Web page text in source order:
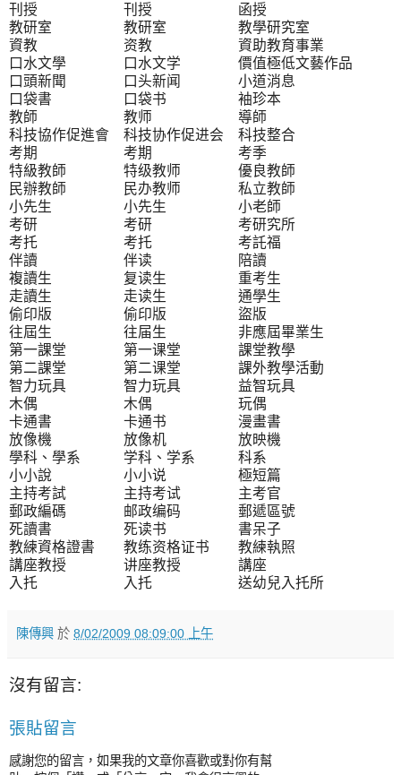
刊授 刊授 函授
教研室 教研室 教學研究室
資教 资教 資助教育事業
口水文學 口水文学 價值極低文藝作品
口頭新聞 口头新闻 小道消息
口袋書 口袋书 袖珍本
教師 教师 導師
科技協作促進會 科技协作促进会 科技整合
考期 考期 考季
特級教師 特级教师 優良教師
民辦教師 民办教师 私立教師
小先生 小先生 小老師
考研 考研 考研究所
考托 考托 考託福
伴讀 伴读 陪讀
複讀生 复读生 重考生
走讀生 走读生 通學生
偷印版 偷印版 盜版
往屆生 往届生 非應屆畢業生
第一課堂 第一课堂 課堂教學
第二課堂 第二课堂 課外教學活動
智力玩具 智力玩具 益智玩具
木偶 木偶 玩偶
卡通書 卡通书 漫畫書
放像機 放像机 放映機
學科、學系 学科、学系 科系
小小說 小小说 極短篇
主持考試 主持考试 主考官
郵政編碼 邮政编码 郵遞區號
死讀書 死读书 書呆子
教練資格證書 教练资格证书 教練執照
講座教授 讲座教授 講座
入托 入托 送幼兒入托所
陳傳興 於 8/02/2009 08:09:00 上午
沒有留言:
張貼留言
感謝您的留言，如果我的文章你喜歡或對你有幫